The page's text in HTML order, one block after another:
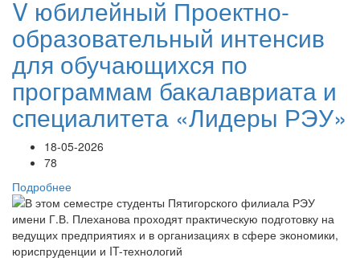
V юбилейный Проектно-
образовательный интенсив
для обучающихся по
программам бакалавриата и
специалитета «Лидеры РЭУ»
18-05-2026
78
Подробнее